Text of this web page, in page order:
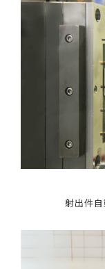
射出件
僅必需的